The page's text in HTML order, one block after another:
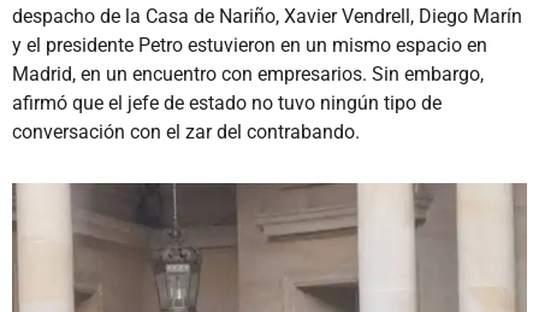
despacho de la Casa de Nariño, Xavier Vendrell, Diego Marín
y el presidente Petro estuvieron en un mismo espacio en
Madrid, en un encuentro con empresarios. Sin embargo,
afirmó que el jefe de estado no tuvo ningún tipo de
conversación con el zar del contrabando.